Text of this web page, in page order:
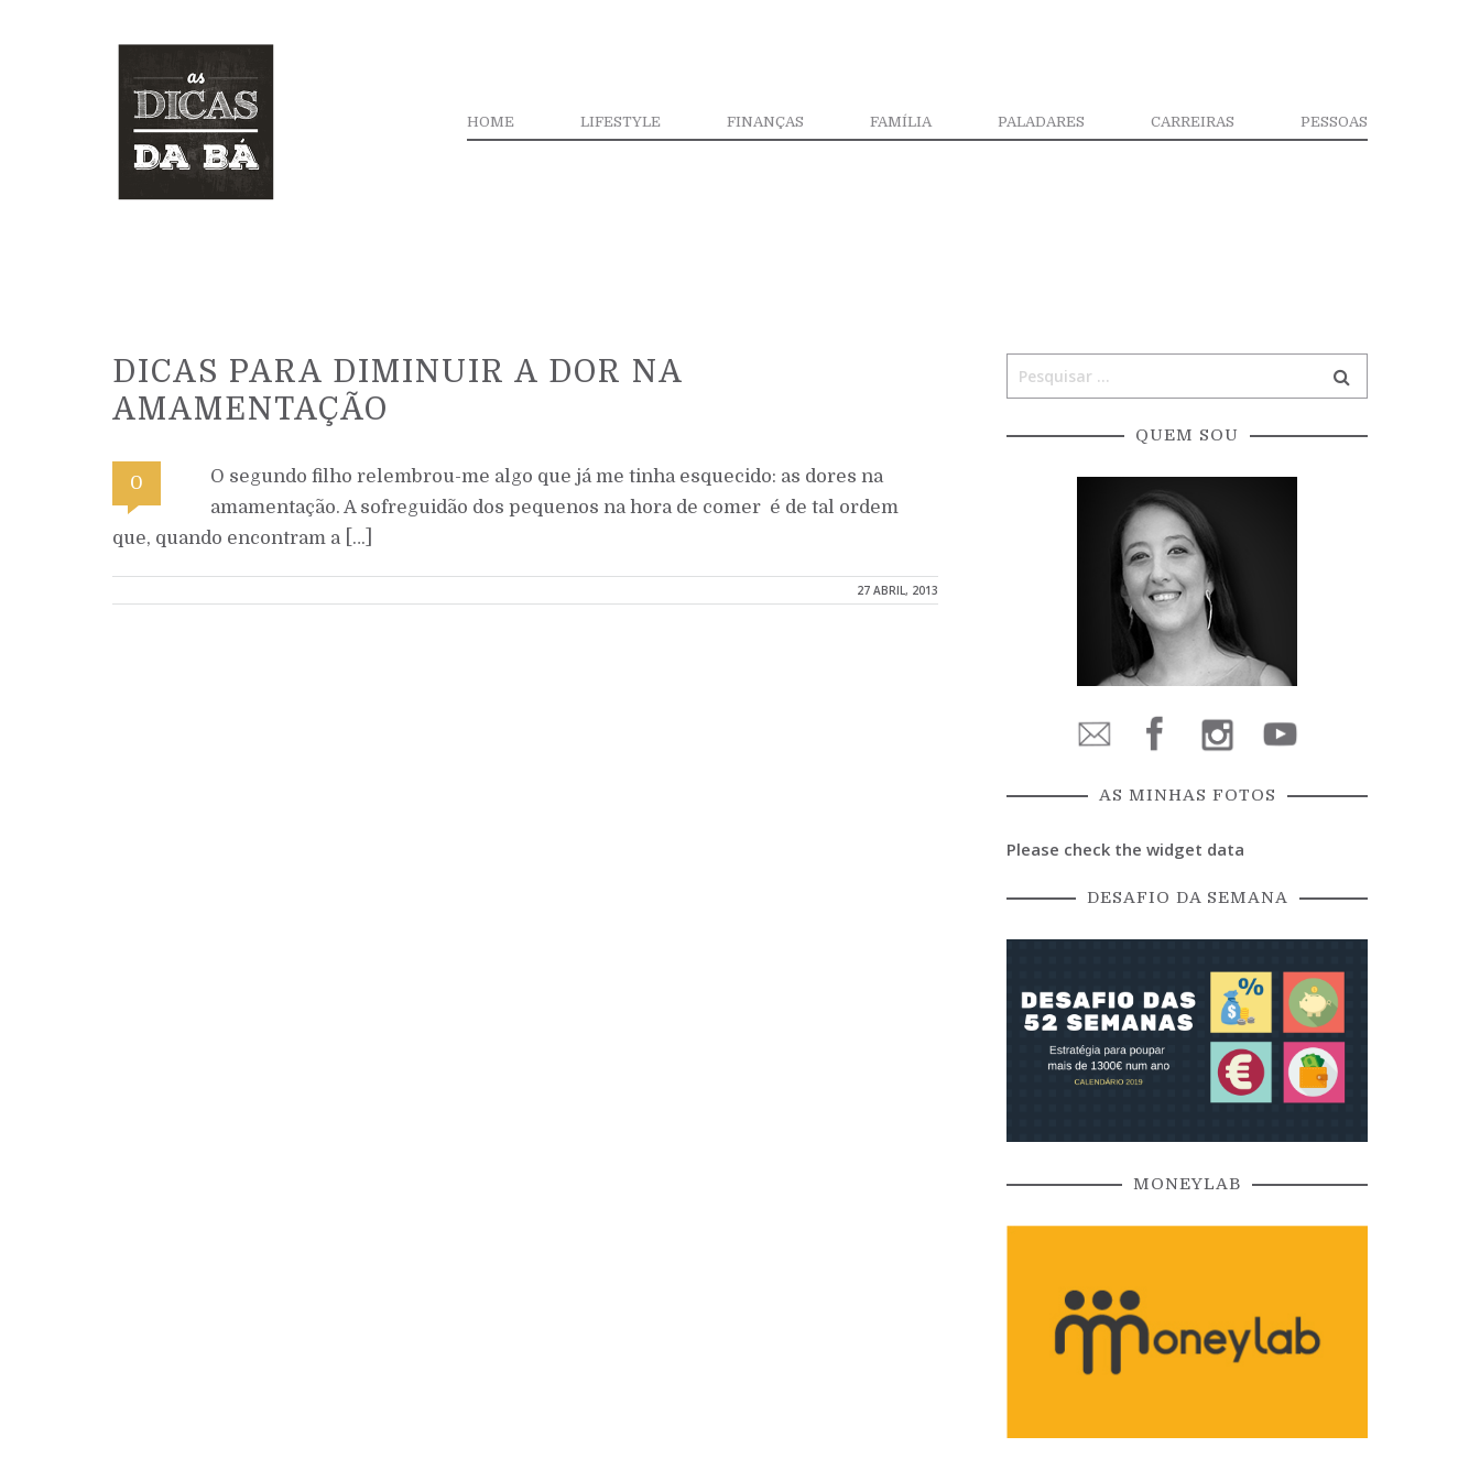
HOME LIFESTYLE FINANÇAS FAMÍLIA PALADARES CARREIRAS PESSOAS
DICAS PARA DIMINUIR A DOR NA
AMAMENTAÇÃO
0
O segundo filho relembrou-me algo que já me tinha esquecido: as dores na
amamentação. A sofreguidão dos pequenos na hora de comer é de tal ordem
que, quando encontram a […]
27 ABRIL, 2013
QUEM SOU
AS MINHAS FOTOS
Please check the widget data
DESAFIO DA SEMANA
MONEYLAB